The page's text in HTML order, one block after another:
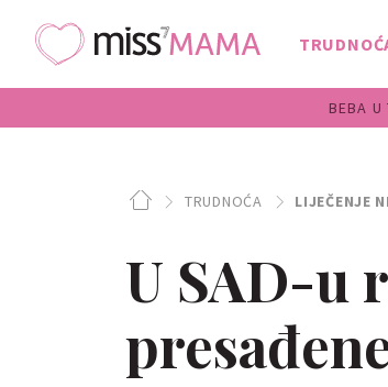
BEBA U
TRUDNOĆA LIJEČENJE
U SAD-u